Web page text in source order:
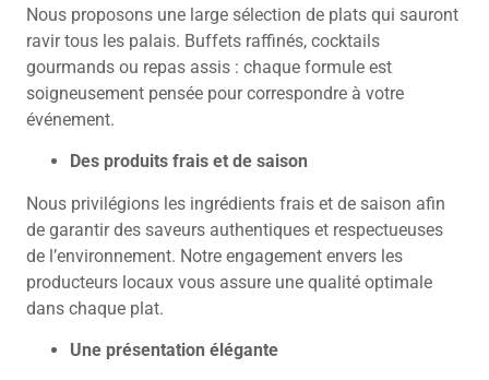
Nous proposons une large sélection de plats qui sauront
ravir tous les palais. Buffets raffinés, cocktails
gourmands ou repas assis : chaque formule est
soigneusement pensée pour correspondre à votre
événement.
Des produits frais et de saison
Nous privilégions les ingrédients frais et de saison afin
de garantir des saveurs authentiques et respectueuses
de l’environnement. Notre engagement envers les
producteurs locaux vous assure une qualité optimale
dans chaque plat.
Une présentation élégante